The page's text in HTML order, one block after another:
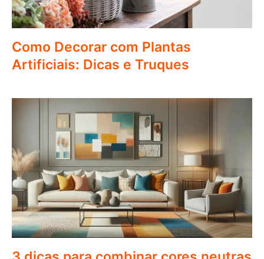
Como Decorar com Plantas
Artificiais: Dicas e Truques